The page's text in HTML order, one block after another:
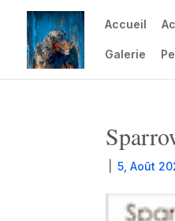
Accueil
Galerie
5, Août